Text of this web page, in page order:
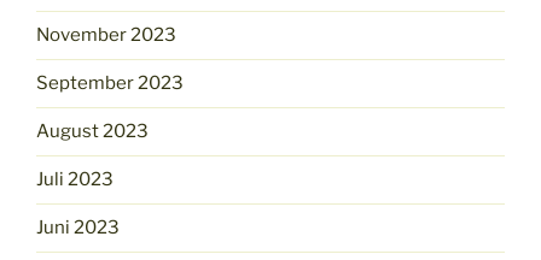
November 2023
September 2023
August 2023
Juli 2023
Juni 2023